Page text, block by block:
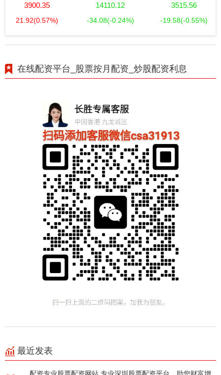
3900.35
21.92(0.57%)
14110.12
-34.08(-0.24%)
3515.56
-19.58(-0.55%)
在线配资平台_股票按月配资_炒股配资利息
最近发表